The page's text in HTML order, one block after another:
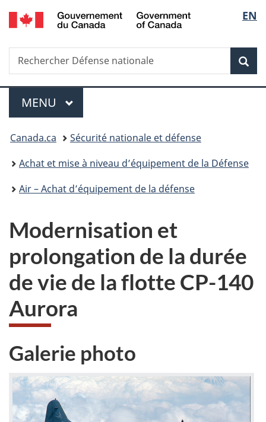
Passer
au
principal
Passer
à
Au
du
Passer
à
version
simplifiée
de
la
EN
Recherche
Rechercher
Défense
Menu
MENU PRINCIPAL
Vous
êtes
ici :
Canada.ca
Sécurité nationale et défense
Achat et mise à niveau d’équipement de la Défense
Air – Achat d’équipement de la défense
Modernisation et
prolongation de la durée
de vie de la flotte CP-140
Aurora
Galerie photo